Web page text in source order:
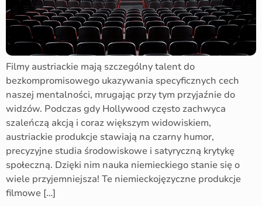
Filmy austriackie mają szczególny talent do
bezkompromisowego ukazywania specyficznych cech
naszej mentalności, mrugając przy tym przyjaźnie do
widzów. Podczas gdy Hollywood często zachwyca
szaleńczą akcją i coraz większym widowiskiem,
austriackie produkcje stawiają na czarny humor,
precyzyjne studia środowiskowe i satyryczną krytykę
społeczną. Dzięki nim nauka niemieckiego stanie się o
wiele przyjemniejsza! Te niemieckojęzyczne produkcje
filmowe […]